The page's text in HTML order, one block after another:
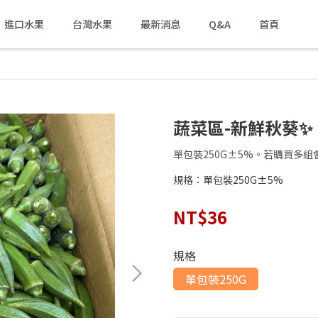
進口水果 台灣水果 最新消息 Q&A 首頁
蔬菜區-新鮮秋葵✨
單包裝250G±5%。若購買多組
規格：單包裝250G±5%
NT$36
規格
單包裝250G